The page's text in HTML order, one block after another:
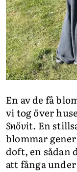
En av de få
vi tog över
Snövit. En
blommar
doft, en sådan
att fånga